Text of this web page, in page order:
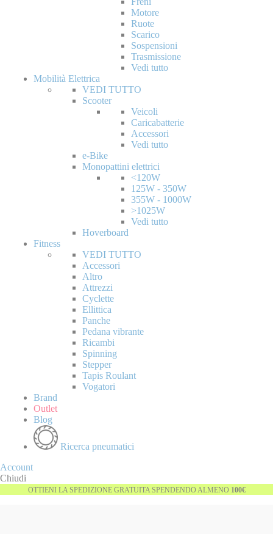
Motore
Ruote
Scarico
Sospensioni
Trasmissione
Vedi tutto
Mobilità Elettrica
VEDI TUTTO
Scooter
Veicoli
Caricabatterie
Accessori
Vedi tutto
e-Bike
Monopattini elettrici
<120W
125W - 350W
355W - 1000W
>1025W
Vedi tutto
Hoverboard
Fitness
VEDI TUTTO
Accessori
Altro
Attrezzi
Cyclette
Ellittica
Panche
Pedana vibrante
Ricambi
Spinning
Stepper
Tapis Roulant
Vogatori
Brand
Outlet
Blog
Ricerca pneumatici
Account
Chiudi
OTTIENI LA SPEDIZIONE GRATUITA SPENDENDO ALMENO 100€